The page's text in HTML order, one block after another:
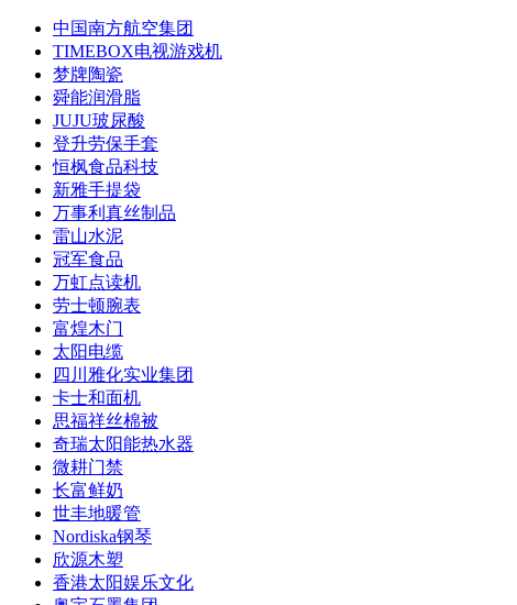
中国南方航空集团
TIMEBOX电视游戏机
梦牌陶瓷
舜能润滑脂
JUJU玻尿酸
登升劳保手套
恒枫食品科技
新雅手提袋
万事利真丝制品
雷山水泥
冠军食品
万虹点读机
劳士顿腕表
富煌木门
太阳电缆
四川雅化实业集团
卡士和面机
思福祥丝棉被
奇瑞太阳能热水器
微耕门禁
长富鲜奶
世丰地暖管
Nordiska钢琴
欣源木塑
香港太阳娱乐文化